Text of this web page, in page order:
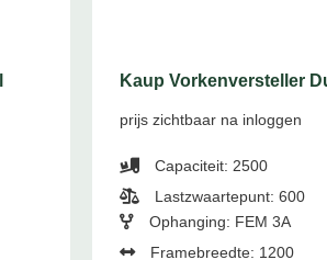
Kaup Vorkenversteller
prijs zichtbaar na inloggen
Capaciteit: 2500
Lastzwaartepunt: 600
Ophanging: FEM 3A
Framebreedte: 1200